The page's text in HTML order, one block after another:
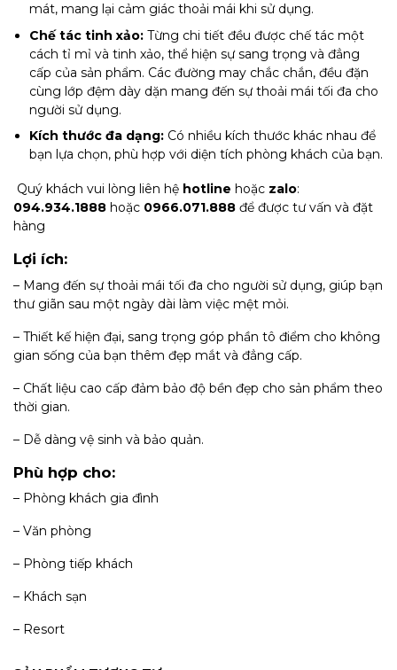
mát, mang lại cảm giác thoải mái khi sử dụng.
Chế tác tinh xảo: Từng chi tiết đều được chế tác một
cách tỉ mỉ và tinh xảo, thể hiện sự sang trọng và đẳng
cấp của sản phẩm. Các đường may chắc chắn, đều đặn
cùng lớp đệm dày dặn mang đến sự thoải mái tối đa cho
người sử dụng.
Kích thước đa dạng: Có nhiều kích thước khác nhau để
bạn lựa chọn, phù hợp với diện tích phòng khách của bạn.
Quý khách vui lòng liên hệ hotline hoặc zalo:
094.934.1888 hoặc 0966.071.888 để được tư vấn và đặt
hàng
Lợi ích:
– Mang đến sự thoải mái tối đa cho người sử dụng, giúp bạn
thư giãn sau một ngày dài làm việc mệt mỏi.
– Thiết kế hiện đại, sang trọng góp phần tô điểm cho không
gian sống của bạn thêm đẹp mắt và đẳng cấp.
– Chất liệu cao cấp đảm bảo độ bền đẹp cho sản phẩm theo
thời gian.
– Dễ dàng vệ sinh và bảo quản.
Phù hợp cho:
– Phòng khách gia đình
– Văn phòng
– Phòng tiếp khách
– Khách sạn
– Resort